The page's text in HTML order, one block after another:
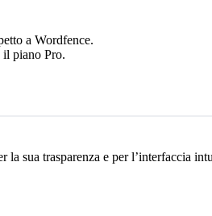
a Wordfence.
piano Pro.
la sua trasparenza e per l’interfaccia